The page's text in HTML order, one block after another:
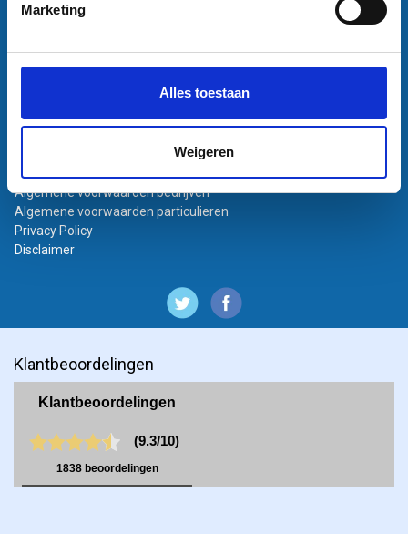
Marketing
Alles toestaan
Weigeren
info@sneleenposter.nl
Bestand laten opmaken
Algemene voorwaarden bedrijven
Algemene voorwaarden particulieren
Privacy Policy
Disclaimer
Klantbeoordelingen